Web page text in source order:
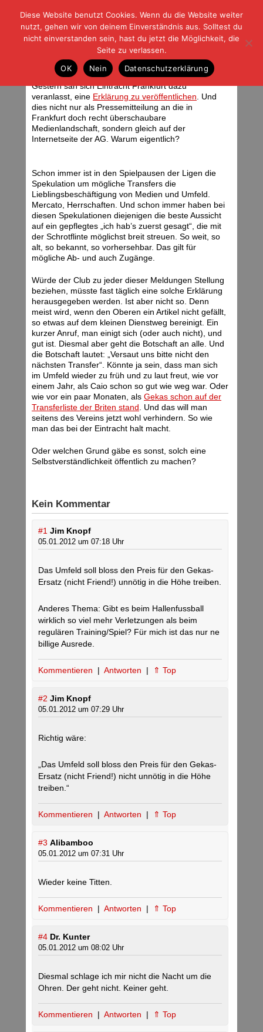
| | |BLOG-GFußball und der Rest
HOME|REGELN|IMPRESSUM |DATENSCHUTZ
Depesche an das Umfeld
Donnerstag, 05.01.12 | 06:40 Uhr
<div class="img_caption">Theofanis Gekas. Foto: Stefan Krieger</div>
Gestern sah sich Eintracht Frankfurt dazu
veranlasst, eine Erklärung zu veröffentlichen . Und
dies nicht nur als Pressemitteilung an die in
Frankfurt doch recht überschaubare
Medienlandschaft, sondern gleich auf der
Internetseite der AG. Warum eigentlich?
Schon immer ist in den Spielpausen der Ligen die
Spekulation um mögliche Transfers die
Lieblingsbeschäftigung von Medien und Umfeld.
Mercato, Herrschaften. Und schon immer haben bei
diesen Spekulationen diejenigen die beste Aussicht
auf ein gepflegtes „ich hab’s zuerst gesagt“, die mit
der Schrotflinte möglichst breit streuen. So weit, so
alt, so bekannt, so vorhersehbar. Das gilt für
mögliche Ab- und auch Zugänge.
Würde der Club zu jeder dieser Meldungen Stellung
beziehen, müsste fast täglich eine solche Erklärung
herausgegeben werden. Ist aber nicht so. Denn
meist wird, wenn den Oberen ein Artikel nicht gefällt,
so etwas auf dem kleinen Dienstweg bereinigt. Ein
kurzer Anruf, man einigt sich (oder auch nicht), und
gut ist. Diesmal aber geht die Botschaft an alle. Und
die Botschaft lautet: „Versaut uns bitte nicht den
nächsten Transfer“. Könnte ja sein, dass man sich
im Umfeld wieder zu früh und zu laut freut, wie vor
einem Jahr, als Caio schon so gut wie weg war. Oder
wie vor ein paar Monaten, als Gekas schon auf der
Transferliste der Briten stand . Und das will man
seitens des Vereins jetzt wohl verhindern. So wie
man das bei der Eintracht halt macht.
Oder welchen Grund gäbe es sonst, solch eine
Selbstverständlichkeit öffentlich zu machen?
Kein Kommentar
#1 Jim Knopf
05.01.2012 um 07:18 Uhr
Das Umfeld soll bloss den Preis für den Gekas-
Ersatz (nicht Friend!) unnötig in die Höhe treiben.
Anderes Thema: Gibt es beim Hallenfussball
wirklich so viel mehr Verletzungen als beim
regulären Training/Spiel? Für mich ist das nur ne
billige Ausrede.
Kommentieren | Antworten | ⇑ Top
#2 Jim Knopf
05.01.2012 um 07:29 Uhr
Richtig wäre:
„Das Umfeld soll bloss den Preis für den Gekas-
Ersatz (nicht Friend!) nicht unnötig in die Höhe
treiben.“
Kommentieren | Antworten | ⇑ Top
#3 Alibamboo
05.01.2012 um 07:31 Uhr
Wieder keine Titten.
Kommentieren | Antworten | ⇑ Top
#4 Dr. Kunter
05.01.2012 um 08:02 Uhr
Diesmal schlage ich mir nicht die Nacht um die
Ohren. Der geht nicht. Keiner geht.
Kommentieren | Antworten | ⇑ Top
Diese Website benutzt Cookies. Wenn du die Website weiter
nutzt, gehen wir von deinem Einverständnis aus. Solltest du
nicht einverstanden sein, hast du jetzt die Möglichkeit, die
Seite zu verlassen.
OK
Nein Datenschutzerklärung